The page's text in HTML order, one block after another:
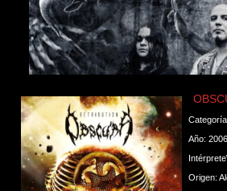
Año: 2006
Origen: